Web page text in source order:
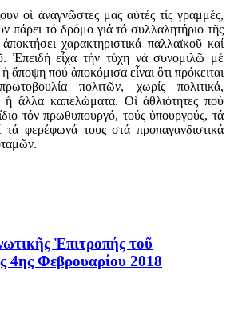
οἱ ἀναγνῶστες μας αὐτές τίς γραμμές,
πάρει τό δρόμο γιά τό συλλαλητήριο τῆς
χαρακτηριστικά παλλαϊκοῦ καί
Ἐπειδή εἶχα τήν τύχη νά συνομιλῶ μέ
ἄποψη πού ἀποκόμισα εἶναι ὅτι πρόκειται
πολιτῶν, χωρίς πολιτικά,
ἤ ἄλλα καπελώματα. Οἱ ἀθλιότητες πού
τόν πρωθυπουργό, τούς ὑπουργούς, τά
φερέφωνά τους στά προπαγανδιστικά
Ἐπιτροπής τοῦ
4ης Φεβρουαρίου 2018